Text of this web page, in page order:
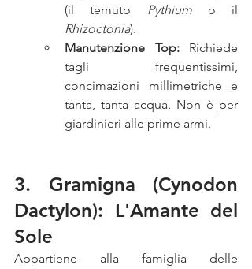
(il temuto Pythium
Rhizoctonia).
Manutenzione Top: Richiede
tagli frequentissimi,
concimazioni millimetriche e
tanta, tanta acqua. Non è per
giardinieri alle prime armi.
3. Gramigna (Cynodon
Dactylon): L'Amante del
Sole